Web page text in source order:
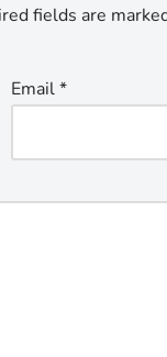
fields are
Email*